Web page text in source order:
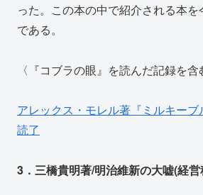
った。この本の中で紹介される本
である。
〈『コブラの眼』を読んだ記録を含
アレックス・モレル著『ミルキー
読了
3．三橋貴明著/明治維新の大嘘(経